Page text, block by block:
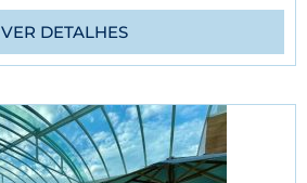
VER DETALHES